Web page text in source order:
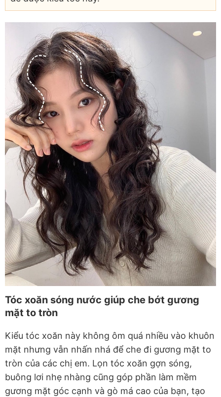
Tóc xoăn sóng nước giúp che bớt gương
mặt to tròn
Kiểu tóc xoăn này không ôm quá nhiều vào khuôn
mặt nhưng vẫn nhấn nhá để che đi gương mặt to
tròn của các chị em. Lọn tóc xoăn gợn sóng,
buông lơi nhẹ nhàng cũng góp phần làm mềm
gương mặt góc cạnh và gò má cao của bạn, tạo